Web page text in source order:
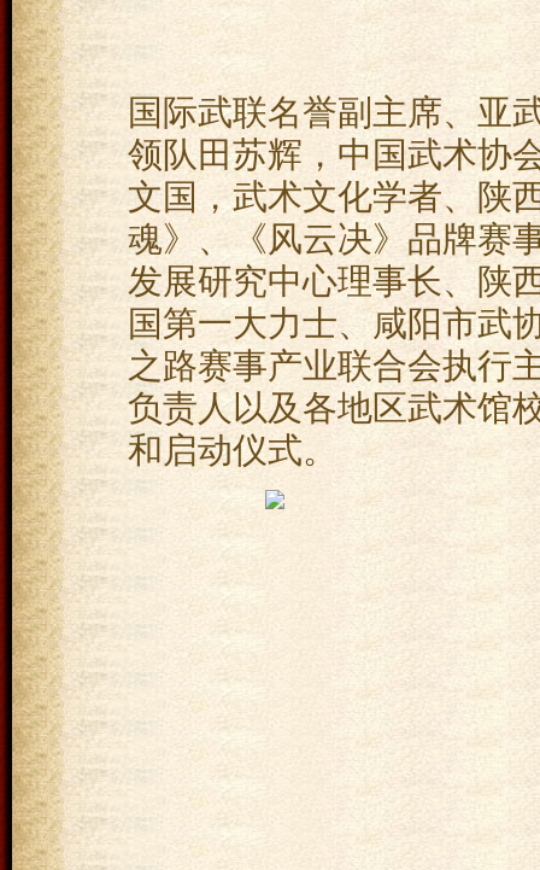
国际武联名誉副主席、亚
领队田苏辉，中国武术协
文国，武术文化学者、陕
魂》、《风云决》品牌赛
发展研究中心理事长、陕
国第一大力士、咸阳市武
之路赛事产业联合会执行
负责人以及各地区武术馆
和启动仪式。